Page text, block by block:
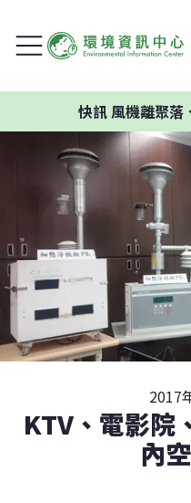
快訊風機離聚落、學
2017
KTV、電影院
內